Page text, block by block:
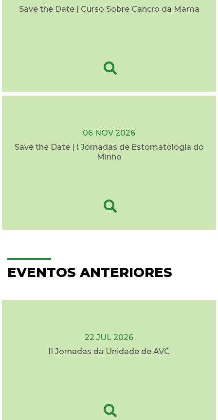
Save the Date | Curso Sobre Cancro da Mama
06 NOV 2026
Save the Date | I Jornadas de Estomatologia do
Minho
EVENTOS ANTERIORES
22 JUL 2026
II Jornadas da Unidade de AVC